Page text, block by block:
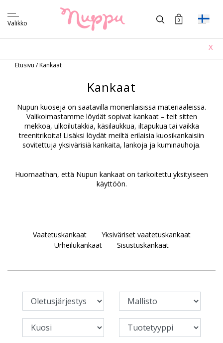
Valikko 0
X
Etusivu /Kankaat
Kankaat
Nupun kuoseja on saatavilla monenlaisissa materiaaleissa.
Valikoimastamme löydät sopivat kankaat – teit sitten
mekkoa, ulkoilutakkia, käsilaukkua, iltapukua tai vaikka
treenitrikoita! Lisäksi löydät meiltä erilaisia kuosikankaisiin
sovitettuja yksivärisiä kankaita, lankoja ja kuminauhoja.
Huomaathan, että Nupun kankaat on tarkoitettu yksityiseen
käyttöön.
Vaatetuskankaat
Yksiväriset vaatetuskankaat
Urheilukankaat
Sisustuskankaat